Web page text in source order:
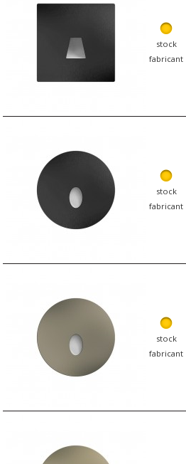
stock
fabricant
stock
fabricant
stock
fabricant